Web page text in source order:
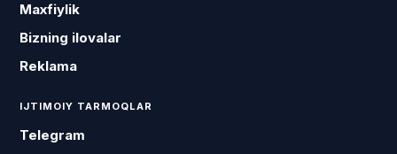
Maxfiylik
Bizning ilovalar
Reklama
IJTIMOIY TARMOQLAR
Telegram